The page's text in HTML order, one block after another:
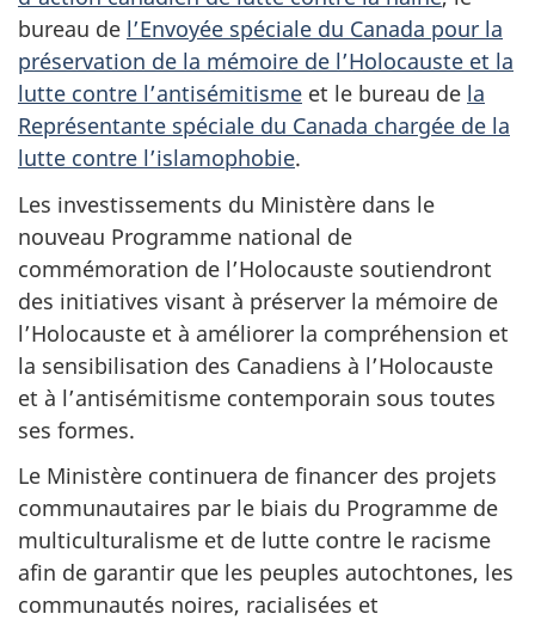
bureau de l’Envoyée spéciale du Canada pour la
préservation de la mémoire de l’Holocauste et la
lutte contre l’antisémitisme et le bureau de la
Représentante spéciale du Canada chargée de la
lutte contre l’islamophobie.
Les investissements du Ministère dans le
nouveau Programme national de
commémoration de l’Holocauste soutiendront
des initiatives visant à préserver la mémoire de
l’Holocauste et à améliorer la compréhension et
la sensibilisation des Canadiens à l’Holocauste
et à l’antisémitisme contemporain sous toutes
ses formes.
Le Ministère continuera de financer des projets
communautaires par le biais du Programme de
multiculturalisme et de lutte contre le racisme
afin de garantir que les peuples autochtones, les
communautés noires, racialisées et